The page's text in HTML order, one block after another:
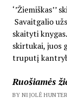
‘’Žiemiškas’’
Savaitgalio
skaityti
skirtukai, juos
truputį
Ruošiamės
BY NIJOLĖ HUNTER